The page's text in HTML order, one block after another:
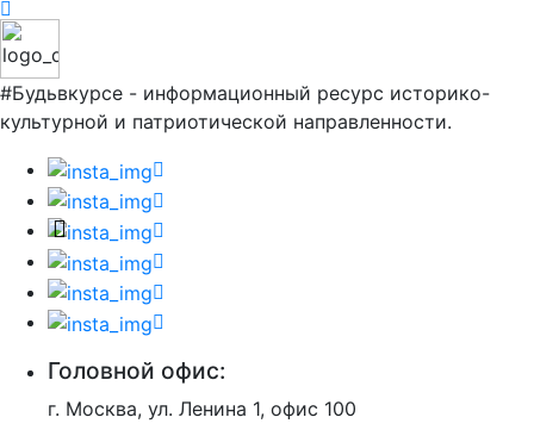
#Будьвкурсе - информационный ресурс историко-
культурной и патриотической направленности.
Головной офис:
г. Москва, ул. Ленина 1, офис 100